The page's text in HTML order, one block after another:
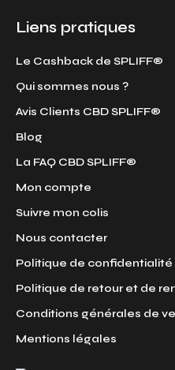
Liens pratiques
Le Cashback de SPLIFF®
Qui sommes nous ?
Avis Clients CBD SPLIFF®
Blog
La FAQ CBD SPLIFF®
Mon compte
Suivre mon colis
Nous contacter
Politique de confidentialité
Politique de retour et de
Conditions générales de
Mentions légales